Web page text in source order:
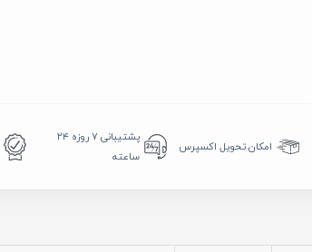
امکان تحویل اکسپرس
پشتیبانی ۷ روزه ۲۴
ساعته